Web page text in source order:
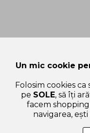
Un mic cookie
Folosim cookies
pe SOLE, să îți
facem
navigarea,